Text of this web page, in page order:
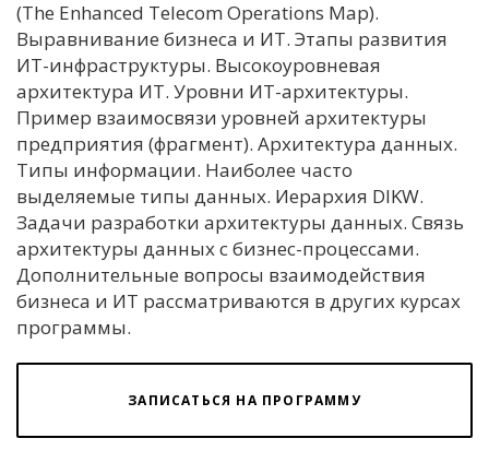
(The Enhanced Telecom Operations Map).
Выравнивание бизнеса и ИТ. Этапы развития
ИТ-инфраструктуры. Высокоуровневая
архитектура ИТ. Уровни ИТ-архитектуры.
Пример взаимосвязи уровней архитектуры
предприятия (фрагмент). Архитектура данных.
Типы информации. Наиболее часто
выделяемые типы данных. Иерархия DIKW.
Задачи разработки архитектуры данных. Связь
архитектуры данных с бизнес-процессами.
Дополнительные вопросы взаимодействия
бизнеса и ИТ рассматриваются в других курсах
программы.
ЗАПИСАТЬСЯ НА ПРОГРАММУ